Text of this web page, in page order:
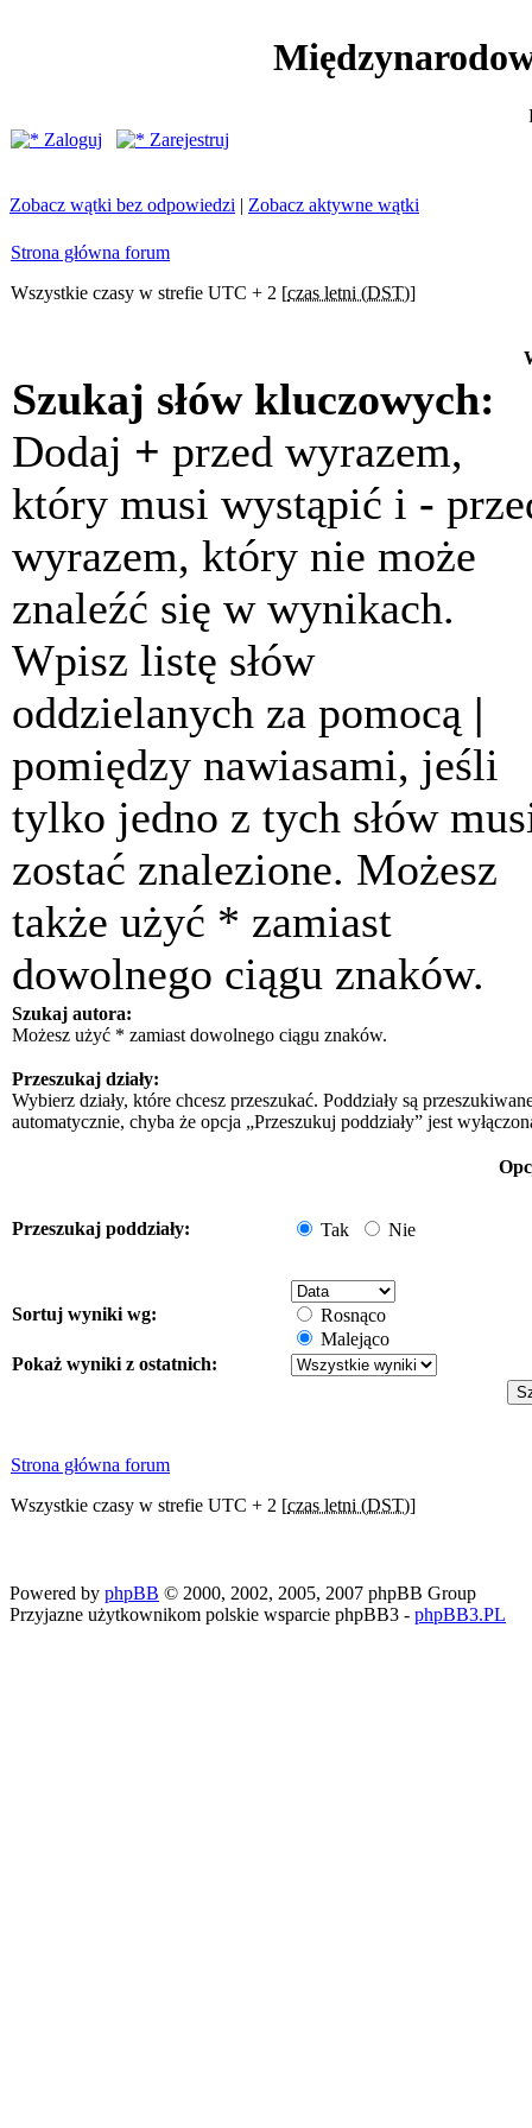
Zaloguj
Zarejestruj
Zobacz wątki bez odpowiedzi | Zobacz aktywne wątki
Strona główna forum
Wszystkie czasy w strefie UTC + 2 [czas letni (DST)]
Szukaj słów kluczowych:
Dodaj + przed wyrazem,
który musi wystąpić i -
wyrazem, który nie może
znaleźć się w wynikach.
Wpisz listę słów
oddzielanych za pomocą |
pomiędzy nawiasami, jeśli
tylko jedno z tych słów
zostać znalezione. Możesz
także użyć * zamiast
dowolnego ciągu znaków.
Szukaj autora:
Możesz użyć * zamiast dowolnego ciągu znaków.
Przeszukaj działy:
Wybierz działy, które chcesz przeszukać. Poddziały są
automatycznie, chyba że opcja „Przeszukuj poddziały” jest
Przeszukaj poddziały: Tak Nie
Sortuj wyniki wg:
Rosnąco
Malejąco
Pokaż wyniki z ostatnich:
Strona główna forum
Wszystkie czasy w strefie UTC + 2 [czas letni (DST)]
Powered by phpBB © 2000, 2002, 2005, 2007 phpBB Group
Przyjazne użytkownikom polskie wsparcie phpBB3 - phpBB3.PL